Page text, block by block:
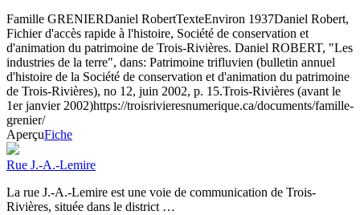
Famille GRENIERDaniel RobertTexteEnviron 1937Daniel Robert,
Fichier d'accès rapide à l'histoire, Société de conservation et
d'animation du patrimoine de Trois-Rivières. Daniel ROBERT, "Les
industries de la terre", dans: Patrimoine trifluvien (bulletin annuel
d'histoire de la Société de conservation et d'animation du patrimoine
de Trois-Rivières), no 12, juin 2002, p. 15.Trois-Rivières (avant le
1er janvier 2002)https://troisrivieresnumerique.ca/documents/famille-
grenier/
AperçuFiche
Rue J.-A.-Lemire
La rue J.-A.-Lemire est une voie de communication de Trois-
Rivières, située dans le district …